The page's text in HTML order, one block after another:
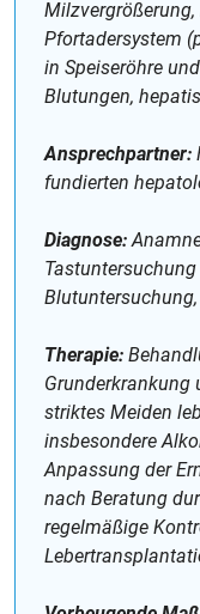
Pfortadersystem
in Speiseröhre
Blutungen,
Ansprechpartner:
fundierten
Diagnose:
Therapie:
Grunderkrankung
striktes Meiden
insbesondere
Anpassung der
nach Beratung
regelmäßige